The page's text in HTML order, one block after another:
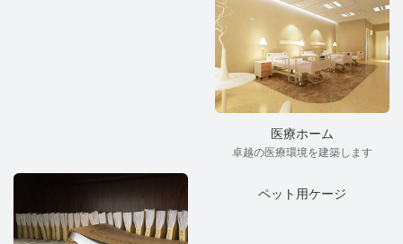
医療ホーム
卓越の医療環境を建築します
ペット用ケージ